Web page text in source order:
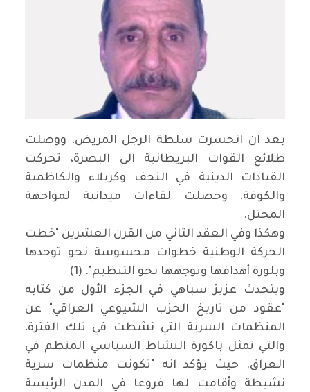
بعد ان انحسرت سلطة الرجل المريض، ووصلت
طلائع القوات البريطانية الى البصرة، تحركت
القيادات الدينية في النجف وكربلاء والكاظمية
والكوفة، وحصلت لقاءات ميدانية لمواجهة
المحتل.
وهكذا وفي العقد الثاني من القرن العشرين "خطت
الحركة الوطنية خطوات محسوسة نحو توحدها
وبلورة أهدافها وتوجهها نحو التنظيم". (1)
ويتحدث عزيز سباهي في الجزء الأول من كتابه
"عقود من تاريخ الحزب الشيوعي العراقي" عن
المنظمات السرية التي نشطت في تلك الفترة،
والتي تمثل باكورة النشاط السياسي المنظم في
العراق. حيث يؤكد انه "تكونت منظمات سرية
نشيطة وأقامت لها فروعا في المدن الرئيسة